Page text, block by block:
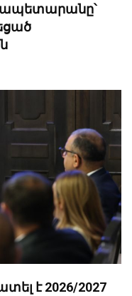
է 2026/2027